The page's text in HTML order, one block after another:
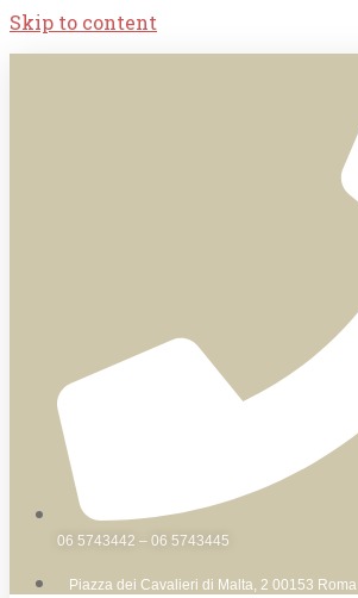
Skip to content
06 5743442 – 06 5743445
Piazza dei Cavalieri di Malta, 2 00153 Roma